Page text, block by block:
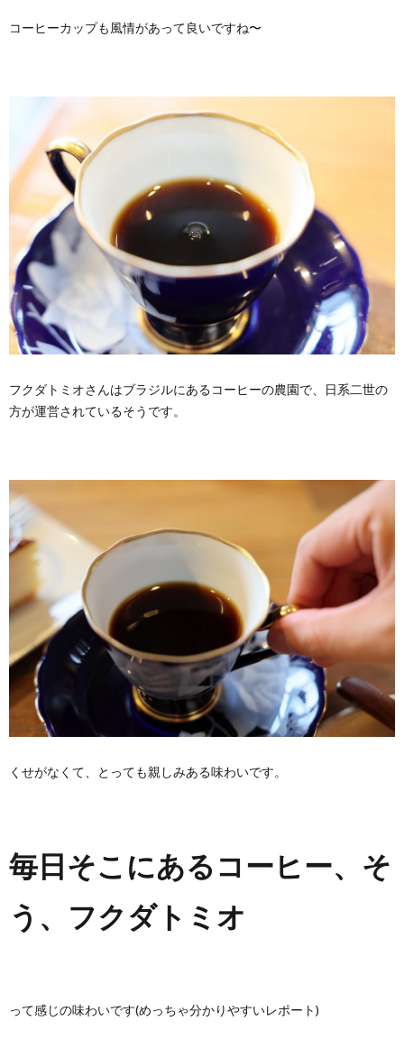
コーヒーカップも風情があって良いですね〜
フクダトミオさんはブラジルにあるコーヒーの農園で、日系二世の
方が運営されているそうです。
くせがなくて、とっても親しみある味わいです。
毎日そこにあるコーヒー、そ
う、フクダトミオ
って感じの味わいです(めっちゃ分かりやすいレポート)